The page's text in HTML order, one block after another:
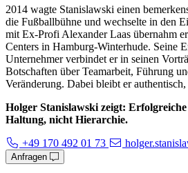
2014 wagte Stanislawski einen
die Fußballbühne und wechselte in den
mit Ex-Profi Alexander Laas übernahm
Centers in Hamburg-Winterhude. Seine
Unternehmer verbindet er in seinen
Botschaften über Teamarbeit, Führung
Veränderung. Dabei bleibt er
Holger Stanislawski zeigt:
Haltung, nicht Hierarchie.
+49 170 492 01 73
Anfragen